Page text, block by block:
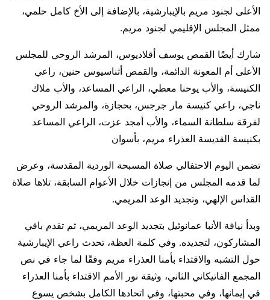
الأعلى لجنود مريم بالإيبارشية، بالإضافة إلى الأخ كامل حلمي،
ممثل المجلس الإقليمي لجنود مريم.
شارك أيضًا القمص يوسف أقلاديوس، المرشد الروحي للمجلس
الأعلى أم المعونة الدائمة، والقمص أثناسيوس حنين، راعي
الكنيسة، والأب يوحنا معطي، الراعي المساعد، والأب ملاك
ناجي، راعي كنيسة مار جرجس، بحجازة، والمرشد الروحي
لفرقة سلطانة السماء، والأب أمجد عزت، الراعي المساعد
بكنيسة القديسة العذراء مريم، بأسوان
تضمن اليوم الاحتفالي صلاة المسبحة الوردية المقدسة، وعرض
لما قدمه المجلس من إنجازات خلال الأعوام السابقة، تلاها صلاة
القداس الإلهي، وتجديد الوعد المريمي.
وبدأ نيافة الأنبا عمانوئيل بتجديد الوعد المريمي، ثم تقدم باقي
المشاركون، لتجديده. وفي كلمة العظة، تحدث راعي الإيبارشية
حول التشبه والاقتداء بأمنا العذراء مريم وفقًا لما جاء في نص
المجمع الفاتيكاني الثاني، وثيقة نور الأمم الاقتداء بأمنا العذراء
في إيمانها، وفي محبتها، وفي اتحادها الكامل بشخص يسوع